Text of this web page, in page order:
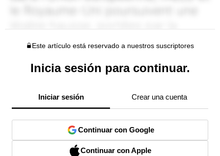
Este artículo está reservado a nuestros suscriptores
Inicia sesión para continuar.
Iniciar sesión Crear una cuenta
Continuar con Google
Continuar con Apple